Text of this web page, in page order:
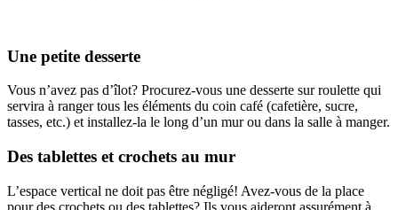
Une petite desserte
Vous n’avez pas d’îlot? Procurez-vous une desserte sur roulette qui
servira à ranger tous les éléments du coin café (cafetière, sucre,
tasses, etc.) et installez-la le long d’un mur ou dans la salle à manger.
Des tablettes et crochets au mur
L’espace vertical ne doit pas être négligé! Avez-vous de la place
pour des crochets ou des tablettes? Ils vous aideront assurément à